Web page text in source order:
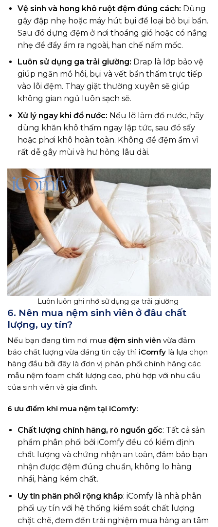
Vệ sinh và hong khô ruột đệm đúng cách: Dùng
gậy đập nhẹ hoặc máy hút bụi để loại bỏ bụi bẩn.
Sau đó dựng đệm ở nơi thoáng gió hoặc có nắng
nhẹ để đẩy ẩm ra ngoài, hạn chế nấm mốc.
Luôn sử dụng ga trải giường: Drap là lớp bảo vệ
giúp ngăn mồ hôi, bụi và vết bẩn thấm trực tiếp
vào lõi đệm. Thay giặt thường xuyên sẽ giúp
không gian ngủ luôn sạch sẽ.
Xử lý ngay khi đổ nước: Nếu lỡ làm đổ nước, hãy
dùng khăn khô thấm ngay lập tức, sau đó sấy
hoặc phơi khô hoàn toàn. Không để đệm ẩm vì
rất dễ gây mùi và hư hỏng lâu dài.
Luôn luôn ghi nhớ sử dụng ga trải giường
6. Nên mua nệm sinh viên ở đâu chất
lượng, uy tín?
Nếu bạn đang tìm nơi mua đệm sinh viên vừa đảm
bảo chất lượng vừa đáng tin cậy thì iComfy là lựa chọn
hàng đầu bởi đây là đơn vị phân phối chính hãng các
mẫu nệm foam chất lượng cao, phù hợp với nhu cầu
của sinh viên và gia đình.
6 ưu điểm khi mua nệm tại iComfy:
Chất lượng chính hãng, rõ nguồn gốc: Tất cả sản
phẩm phân phối bởi iComfy đều có kiểm định
chất lượng và chứng nhận an toàn, đảm bảo bạn
nhận được đệm đúng chuẩn, không lo hàng
nhái, hàng kém chất.
Uy tín phân phối rộng khắp: iComfy là nhà phân
phối uy tín với hệ thống kiểm soát chất lượng
chặt chẽ, đem đến trải nghiệm mua hàng an tâm